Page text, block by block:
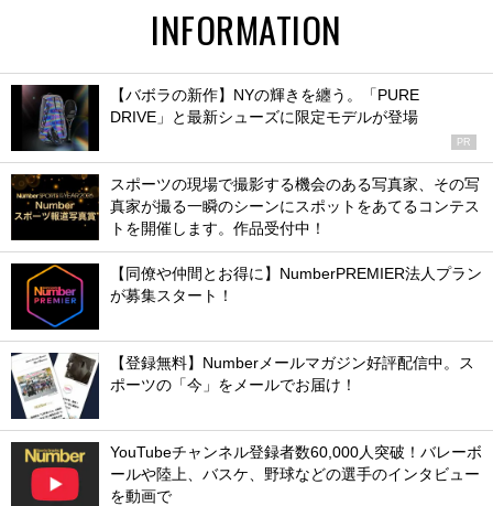
INFORMATION
【バボラの新作】NYの輝きを纏う。「PURE
DRIVE」と最新シューズに限定モデルが登場
PR
スポーツの現場で撮影する機会のある写真家、その写
真家が撮る一瞬のシーンにスポットをあてるコンテス
トを開催します。作品受付中！
【同僚や仲間とお得に】NumberPREMIER法人プラン
が募集スタート！
【登録無料】Numberメールマガジン好評配信中。ス
ポーツの「今」をメールでお届け！
YouTubeチャンネル登録者数60,000人突破！バレーボ
ールや陸上、バスケ、野球などの選手のインタビュー
を動画で